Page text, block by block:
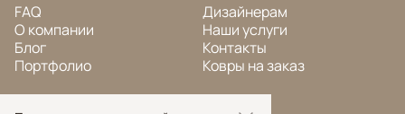
FAQ
О компании
Блог
Портфолио
Дизайнерам
Наши услуги
Контакты
Ковры на заказ